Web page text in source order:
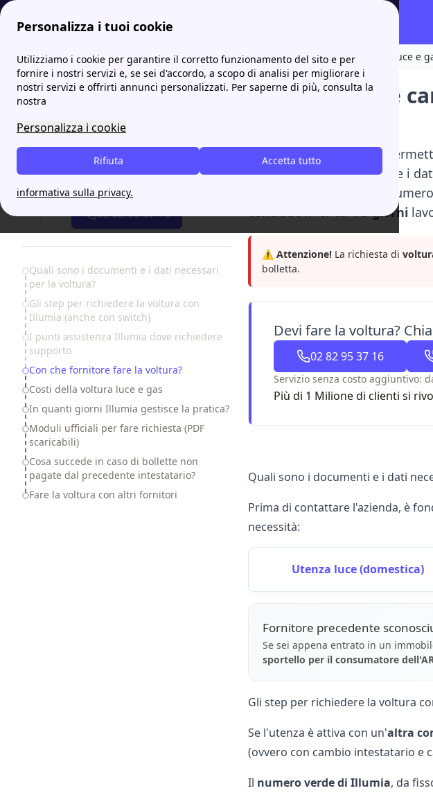
Personalizza i tuoi cookie
Utilizziamo i cookie per garantire il corretto funzionamento del sito e per
fornire i nostri servizi e, se sei d'accordo, a scopo di analisi per migliorare i
nostri servizi e offrirti annunci personalizzati. Per saperne di più, consulta la
nostra
Personalizza i cookie
Accetta tutto
Rifiuta
informativa sulla privacy.
Papernest.it MoreIllumia Illumia e come cambiare l'intestatario delle bollette luce e
02 82 95 37 16
Table of Contents
Quali sono i documenti e i dati necessari
per la voltura?
Gli step per richiedere la voltura con
Illumia (anche con switch)
I punti assistenza Illumia dove richiedere
supporto
Con che fornitore fare la voltura?
Costi della voltura luce e gas
In quanti giorni Illumia gestisce la pratica?
Moduli ufficiali per fare richiesta (PDF
scaricabili)
Cosa succede in caso di bollette non
pagate dal precedente intestatario?
Fare la voltura con altri fornitori
Illumia e come
Lavoltura con Illumia
consigliamo di raccogliere i
tramite
conclude in circa4-5 giorni
⚠️ Attenzione!La richiesta di
bolletta.
Devi fare la voltura?
02 82 95 37 16
Servizio senza costo aggiuntivo:
Più di 1 Milione di clienti si
Quali sono i documenti e i dati
Prima di contattare l'azienda, è
necessità:
Utenza luce (domestica)
Fornitore precedente
Se sei appena entrato in un
sportello per il consumatore
Gli step per richiedere la voltura
Se l'utenza è attiva con un'altra
(ovvero con cambio intestatario e
Il numero verde di Illumia, da
Se non scegli una data, il calcolo parte automaticamente da oggi.